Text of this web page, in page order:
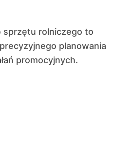
planowania
promocyjnych.